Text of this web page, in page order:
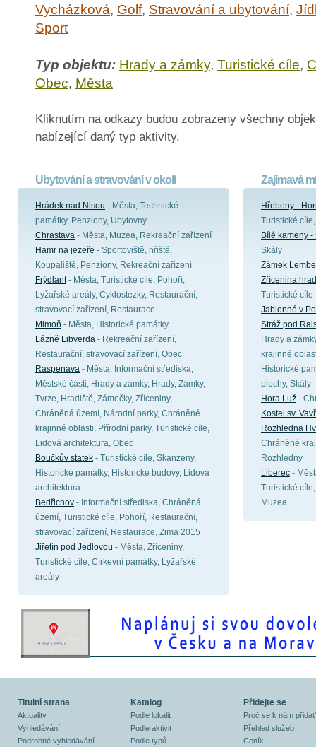
Vycházková, Golf, Stravování a ubytování,
Sport
Typ objektu: Hrady a zámky, Turistické cíle,
Obec, Města
Kliknutím na odkazy budou zobrazeny všechny
nabízející daný typ aktivity.
Ubytování a stravování v okolí
Hrádek nad Nisou - Města, Technické
památky, Penziony, Ubytovny
Chrastava - Města, Muzea, Rekreační zařízení
Hamr na jezeře - Sportoviště, hřiště,
Koupaliště, Penziony, Rekreační zařízení
Frýdlant- Města, Turistické cíle, Pohoří,
Lyžařské areály, Cyklostezky, Restaurační,
stravovací zařízení, Restaurace
Mimoň - Města, Historické památky
Lázně Libverda - Rekreační zařízení,
Restaurační, stravovací zařízení, Obec
Raspenava - Města, Informační střediska,
Městské části, Hrady a zámky, Hrady, Zámky,
Tvrze, Hradiště, Zámečky, Zříceniny,
Chráněná území, Národní parky, Chráněné
krajinné oblasti, Přírodní parky, Turistické cíle,
Lidová architektura, Obec
Boučkův statek - Turistické cíle, Skanzeny,
Historické památky, Historické budovy, Lidová
architektura
Bedřichov - Informační střediska, Chráněná
území, Turistické cíle, Pohoří, Restaurační,
stravovací zařízení, Restaurace, Zima 2015
Jiřetín pod Jedlovou - Města, Zříceniny,
Turistické cíle, Církevní památky, Lyžařské
areály
Zajímavá
Hřebeny -
Turistické
Bílé kameny
Skály
Zámek
Zřícenina
Turistické cíle
Jablonné v
Stráž pod
Hrady a
krajinné
Historické
plochy, Skály
Hora Luž -
Kostel sv.
Rozhledna
Chráněné
Rozhledny
Liberec -
Turistické
Muzea
Titulní strana
Aktuality
Vyhledávání
Podrobné vyhledávání
Katalog
Podle lokalit
Podle aktivit
Podle typů
Přidejte se
Proč se k nám
Přehled služeb
Ceník